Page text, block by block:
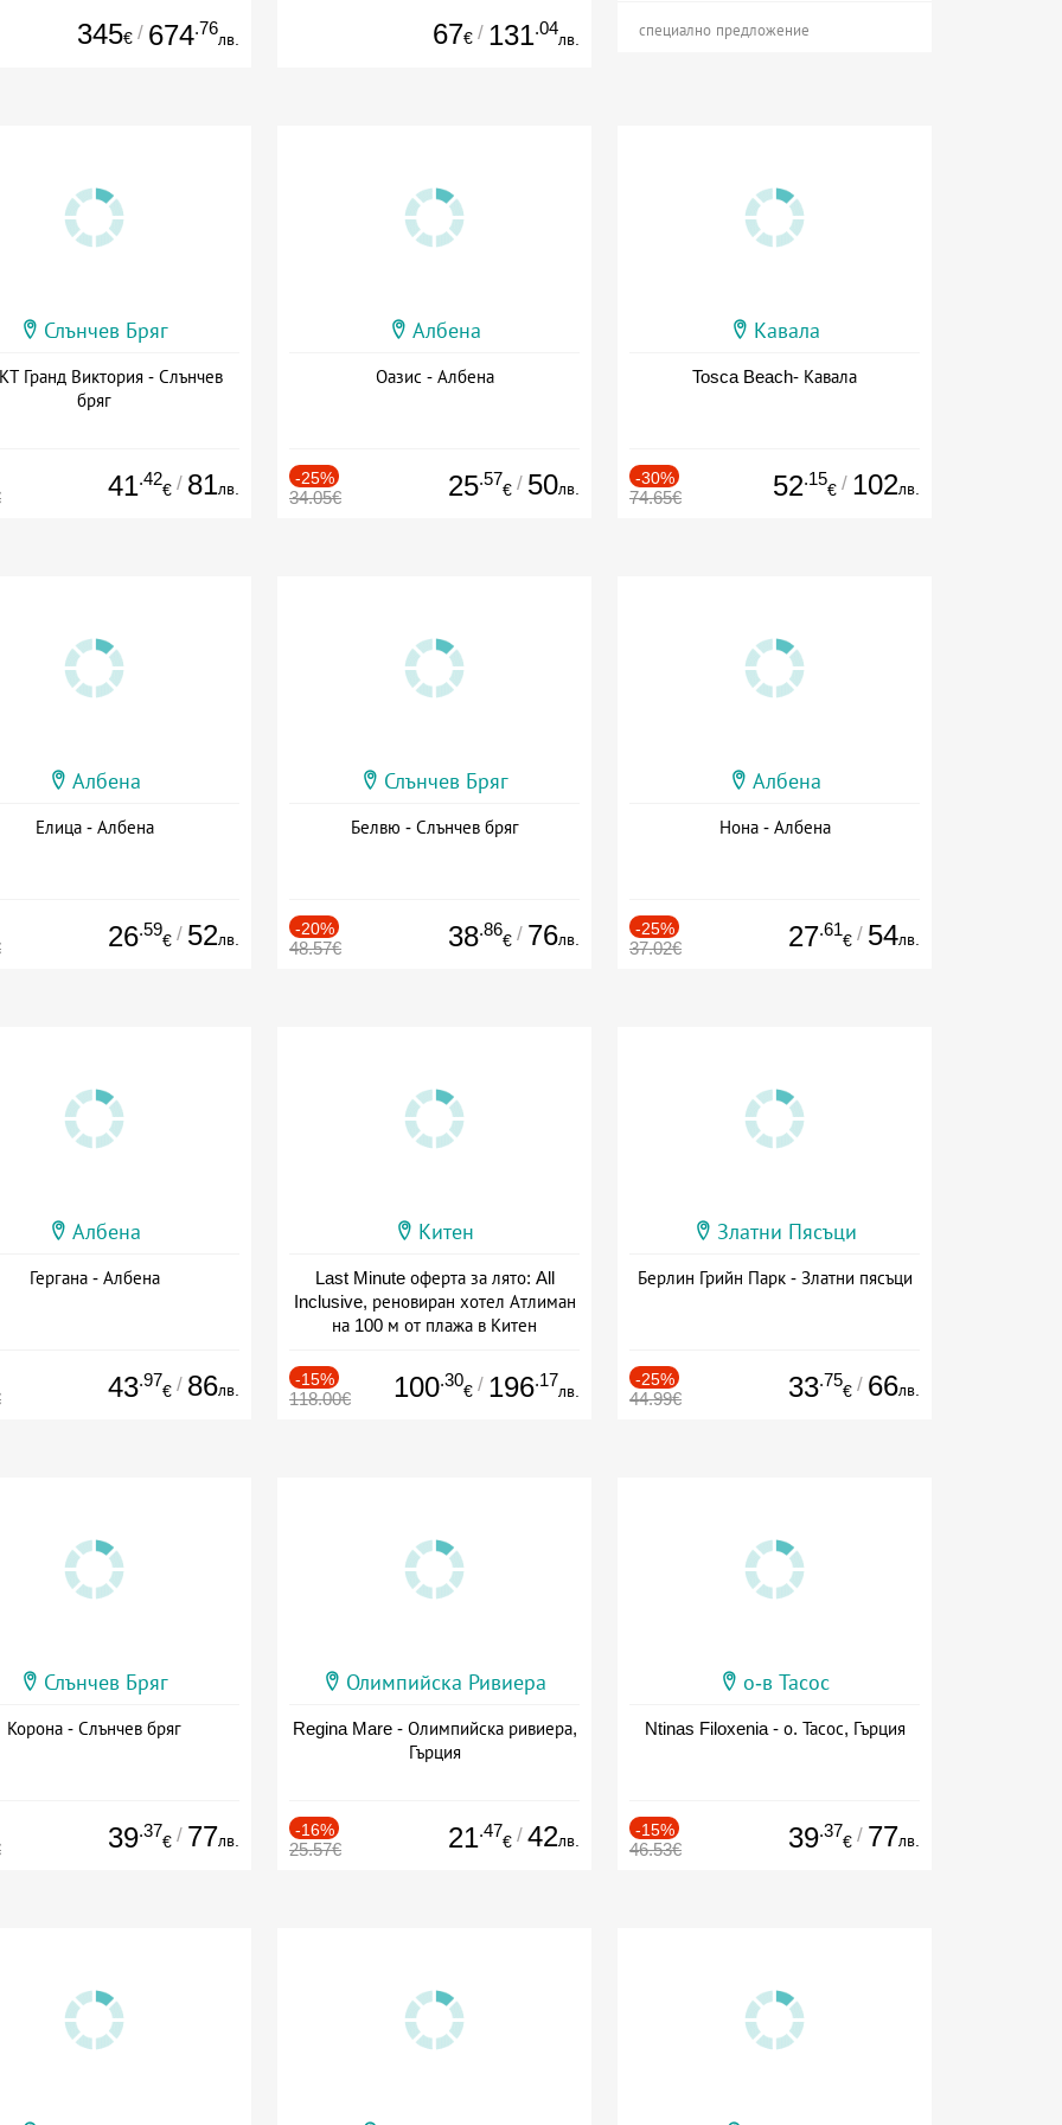
345€ / 674.76
лв. 67€ / 131.04
лв. специално предложение
Слънчев Бряг
Гранд Виктория - Слънчев
бряг
41.42
€ / 81лв.
Албена
Оазис - Албена
-25%
34.05€ 25.57
€ / 50лв.
Кавала
Tosca Beach- Кавала
-30%
74.65€ 52.15
€ / 102лв.
Албена
Елица - Албена
26.59
€ / 52лв.
Слънчев Бряг
Белвю - Слънчев бряг
-20%
48.57€ 38.86
€ / 76лв.
Албена
Нона - Албена
-25%
37.02€ 27.61
€ / 54лв.
Албена
Гергана - Албена
43.97
€ / 86лв.
Китен
Last Minute оферта за лято: All
Inclusive, реновиран хотел Атлиман
на 100 м от плажа в Китен
-15%
118.00€ 100.30
€ / 196.17
лв.
Златни Пясъци
Берлин Грийн Парк - Златни пясъци
-25%
44.99€ 33.75
€ / 66лв.
Слънчев Бряг
Корона - Слънчев бряг
39.37
€ / 77лв.
Олимпийска Ривиера
Regina Mare - Олимпийска ривиера,
Гърция
-16%
25.57€ 21.47
€ / 42лв.
о-в Тасос
Ntinas Filoxenia - о. Тасос, Гърция
-15%
46.53€ 39.37
€ / 77лв.